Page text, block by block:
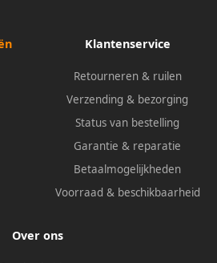
Klantenservice
Retourneren & ruilen
Verzending & bezorging
Status van bestelling
Garantie & reparatie
Betaalmogelijkheden
Voorraad & beschikbaarheid
Over ons